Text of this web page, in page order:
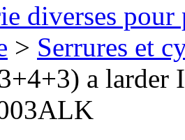
diverses pour
> Serrures et
a larder